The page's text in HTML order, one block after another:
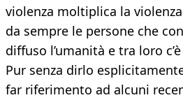
violenza moltiplica la
da sempre le persone che
diffuso l’umanità e tra loro
Pur senza dirlo
far riferimento ad alcuni